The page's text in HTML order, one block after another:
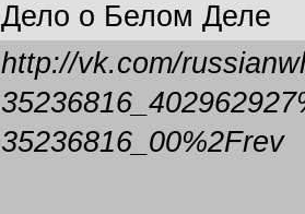
Дело о Белом Деле
http://vk.com/
35236816_00%2Frev